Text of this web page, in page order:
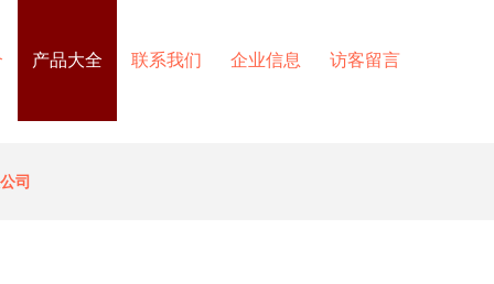
产品大全 联系我们 企业信息 访客留言
司